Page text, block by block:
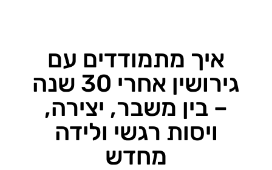
איך מתמודדים עם
גירושין אחרי 30 שנה
– בין משבר, יצירה,
ויסות רגשי ולידה
מחדש